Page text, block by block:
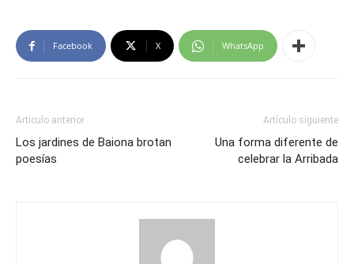
Facebook X WhatsApp
Artículo anterior
Los jardines de Baiona brotan
poesías
Artículo siguiente
Una forma diferente de
celebrar la Arribada